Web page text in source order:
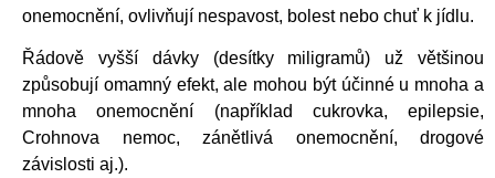
onemocnění, ovlivňují nespavost, bolest nebo chuť k jídlu.
Řádově vyšší dávky (desítky miligramů) už většinou
způsobují omamný efekt, ale mohou být účinné u mnoha a
mnoha onemocnění (například cukrovka, epilepsie,
Crohnova nemoc, zánětlivá onemocnění, drogové
závislosti aj.).